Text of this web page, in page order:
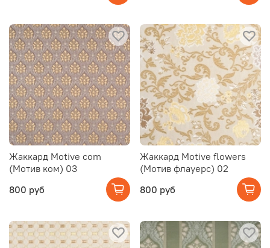
Жаккард Motive com
(Мотив ком) 03
800 руб
Жаккард Motive flowers
(Мотив флауерс) 02
800 руб